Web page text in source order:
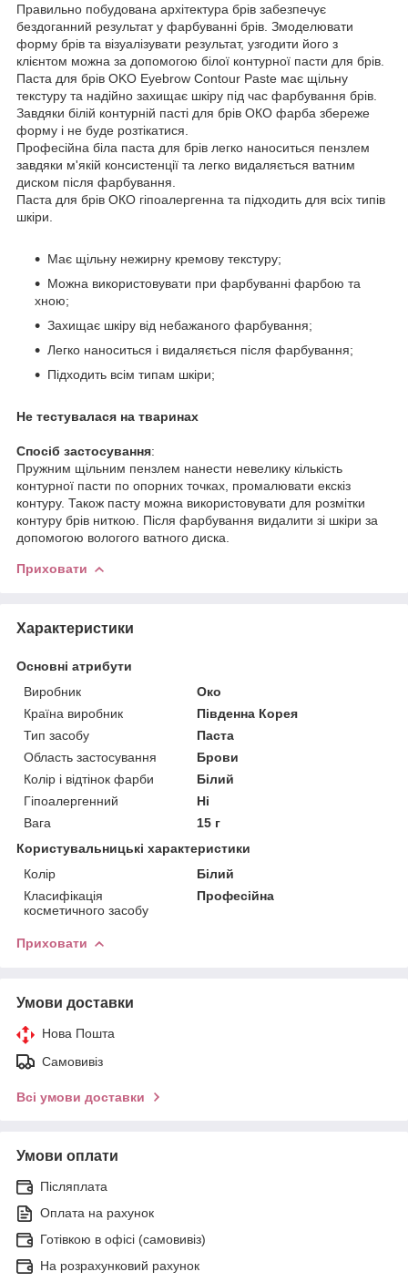
Правильно побудована архітектура брів забезпечує
бездоганний результат у фарбуванні брів. Змоделювати
форму брів та візуалізувати результат, узгодити його з
клієнтом можна за допомогою білої контурної пасти для брів.
Паста для брів OKO Eyebrow Contour Paste має щільну
текстуру та надійно захищає шкіру під час фарбування брів.
Завдяки білій контурній пасті для брів ОКО фарба збереже
форму і не буде розтікатися.
Професійна біла паста для брів легко наноситься пензлем
завдяки м'якій консистенції та легко видаляється ватним
диском після фарбування.
Паста для брів ОКО гіпоалергенна та підходить для всіх типів
шкіри.
Має щільну нежирну кремову текстуру;
Можна використовувати при фарбуванні фарбою та
хною;
Захищає шкіру від небажаного фарбування;
Легко наноситься і видаляється після фарбування;
Підходить всім типам шкіри;
Не тестувалася на тваринах
Спосіб застосування:
Пружним щільним пензлем нанести невелику кількість
контурної пасти по опорних точках, промалювати екскіз
контуру. Також пасту можна використовувати для розмітки
контуру брів ниткою. Після фарбування видалити зі шкіри за
допомогою вологого ватного диска.
Приховати
Характеристики
Основні атрибути
Виробник
Око
Країна виробник
Південна Корея
Тип засобу
Паста
Область застосування
Брови
Колір і відтінок фарби
Білий
Гіпоалергенний
Ні
Вага
15 г
Користувальницькі характеристики
Колір
Білий
Класифікація
косметичного засобу
Професійна
Приховати
Умови доставки
Нова Пошта
Самовивіз
Всі умови доставки
Умови оплати
Післяплата
Оплата на рахунок
Готівкою в офісі (самовивіз)
На розрахунковий рахунок